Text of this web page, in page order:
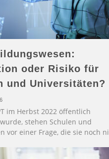
oder Risiko für
und Universitäten?
im Herbst 2022 öffentlich
stehen Schulen und
vor einer Frage, die sie noch ni